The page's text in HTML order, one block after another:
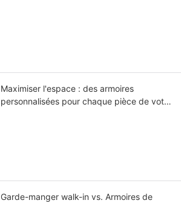
Maximiser l'espace : des armoires
personnalisées pour chaque pièce de votre
Garde-manger walk-in vs. Armoires de